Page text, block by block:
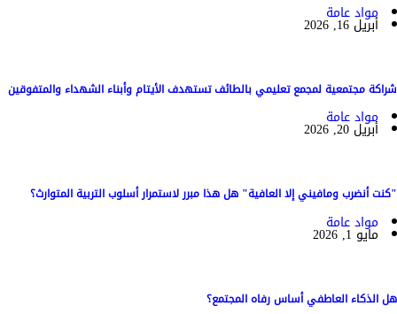
مواد عامة
أبريل 16, 2026
شراكة مجتمعية لمجمع تعليمي بالطائف تستهدف الأيتام وأبناء الشهداء والمتفوقين
مواد عامة
أبريل 20, 2026
"كنت أنضرب ومافيني إلا العافية" هل هذا مبرر لاستمرار أسلوب التربية المتوارث؟
مواد عامة
مايو 1, 2026
هل الذكاء العاطفي أساس رفاه المجتمع؟